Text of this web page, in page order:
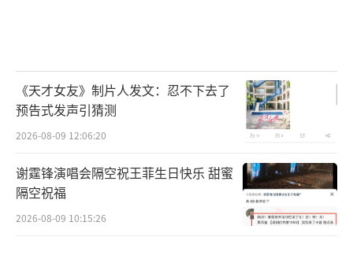
《天才女友》制片人发文：忍不下去了
预告式发声引猜测
2026-08-09 12:06:20
谢霆锋演唱会隔空祝王菲生日快乐 甜蜜
隔空祝福
2026-08-09 10:15:26